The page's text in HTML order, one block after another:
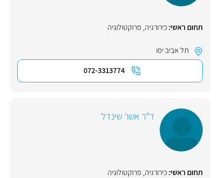
תחום ראשי:כירורגיה, פרוקטולוגיה
תל אביב יפו
072-3313774
ד"ר אשר שינדל
תחום ראשי:כירורגיה, פרוקטולוגיה